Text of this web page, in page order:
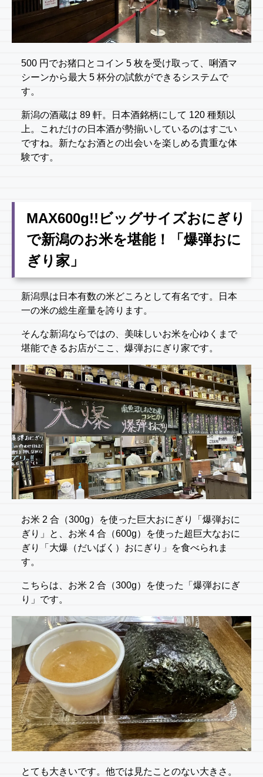
500 円でお猪口とコイン 5 枚を受け取って、唎酒マ
シーンから最大 5 杯分の試飲ができるシステムで
す。
新潟の酒蔵は 89 軒。日本酒銘柄にして 120 種類以
上。これだけの日本酒が勢揃いしているのはすごい
ですね。新たなお酒との出会いを楽しめる貴重な体
験です。
MAX600g!!ビッグサイズおにぎり
で新潟のお米を堪能！「爆弾おに
ぎり家」
新潟県は日本有数の米どころとして有名です。日本
一の米の総生産量を誇ります。
そんな新潟ならではの、美味しいお米を心ゆくまで
堪能できるお店がここ、爆弾おにぎり家です。
お米 2 合（300g）を使った巨大おにぎり「爆弾おに
ぎり」と、お米 4 合（600g）を使った超巨大なおに
ぎり「大爆（だいばく）おにぎり」を食べられま
す。
こちらは、お米 2 合（300g）を使った「爆弾おにぎ
り」です。
とても大きいです。他では見たことのない大きさ。